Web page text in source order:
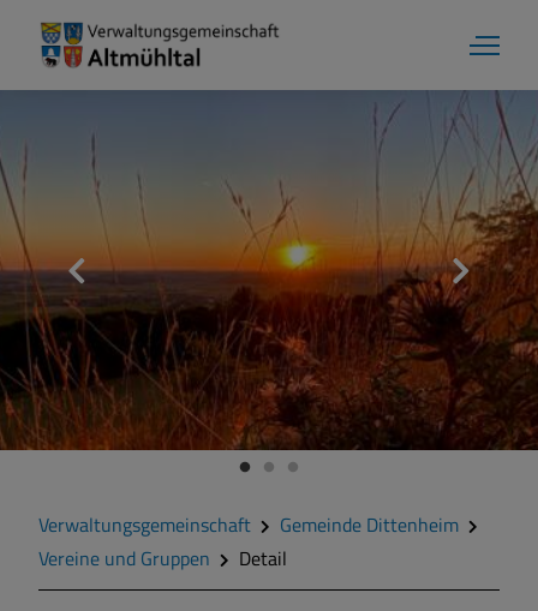
Verwaltungsgemeinschaft
Gemeinde Dittenheim
Vereine und Gruppen
Detail